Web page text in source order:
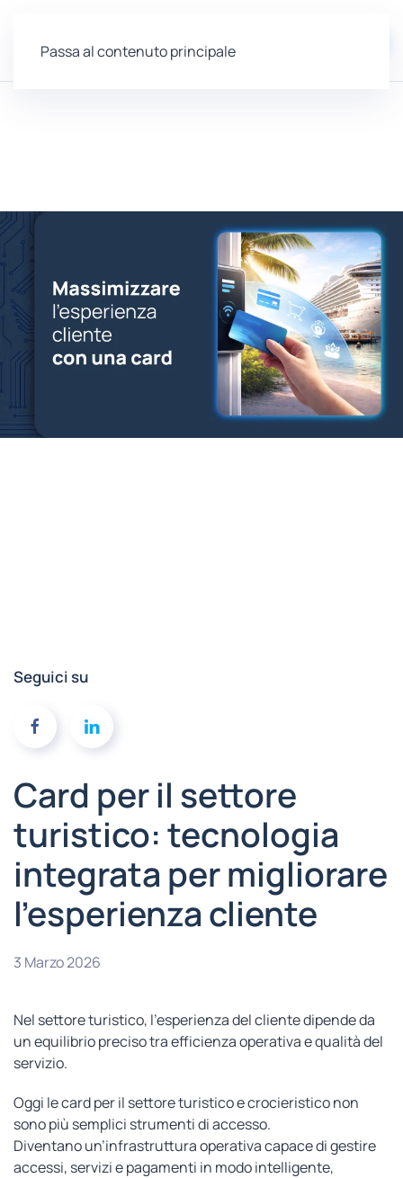
Passa al contenuto principale
Seguici su
Card per il settore
turistico: tecnologia
integrata per migliorare
l’esperienza cliente
3 Marzo 2026
Nel settore turistico, l’esperienza del cliente dipende da
un equilibrio preciso tra efficienza operativa e qualità del
servizio.
Oggi le card per il settore turistico e crocieristico non
sono più semplici strumenti di accesso.
Diventano un’infrastruttura operativa capace di gestire
accessi, servizi e pagamenti in modo intelligente,